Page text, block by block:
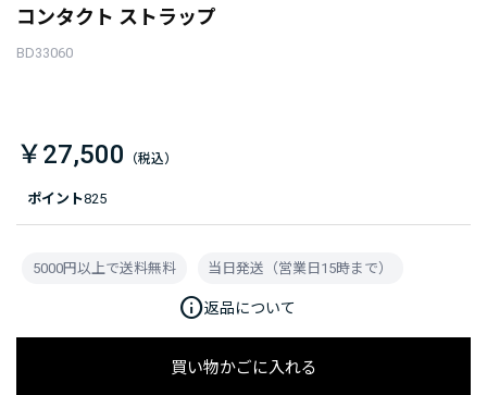
コンタクト ストラップ
BD33060
ポイント825
￥27,500
買い物かごに入れる
5000円以上で送料無料 当日発送（営業日15時まで）
info返品について